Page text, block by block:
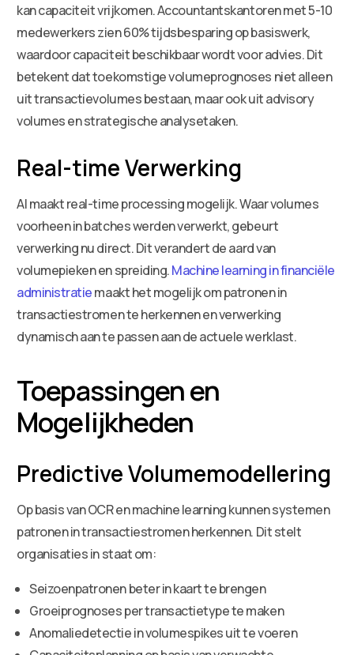
kan capaciteit vrijkomen. Accountantskantoren met 5-10
medewerkers zien 60% tijdsbesparing op basiswerk,
waardoor capaciteit beschikbaar wordt voor advies. Dit
betekent dat toekomstige volumeprognoses niet alleen
uit transactievolumes bestaan, maar ook uit advisory
volumes en strategische analysetaken.
Real-time Verwerking
AI maakt real-time processing mogelijk. Waar volumes
voorheen in batches werden verwerkt, gebeurt
verwerking nu direct. Dit verandert de aard van
volumepieken en spreiding.Machine learning in financiële
administratiemaakt het mogelijk om patronen in
transactiestromen te herkennen en verwerking
dynamisch aan te passen aan de actuele werklast.
Toepassingen en
Mogelijkheden
Predictive Volumemodellering
Op basis van OCR en machine learning kunnen systemen
patronen in transactiestromen herkennen. Dit stelt
organisaties in staat om:
Seizoenpatronen beter in kaart te brengen
Groeiprognoses per transactietype te maken
Anomaliedetectie in volumespikes uit te voeren